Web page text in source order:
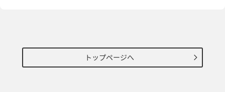
トップページへ